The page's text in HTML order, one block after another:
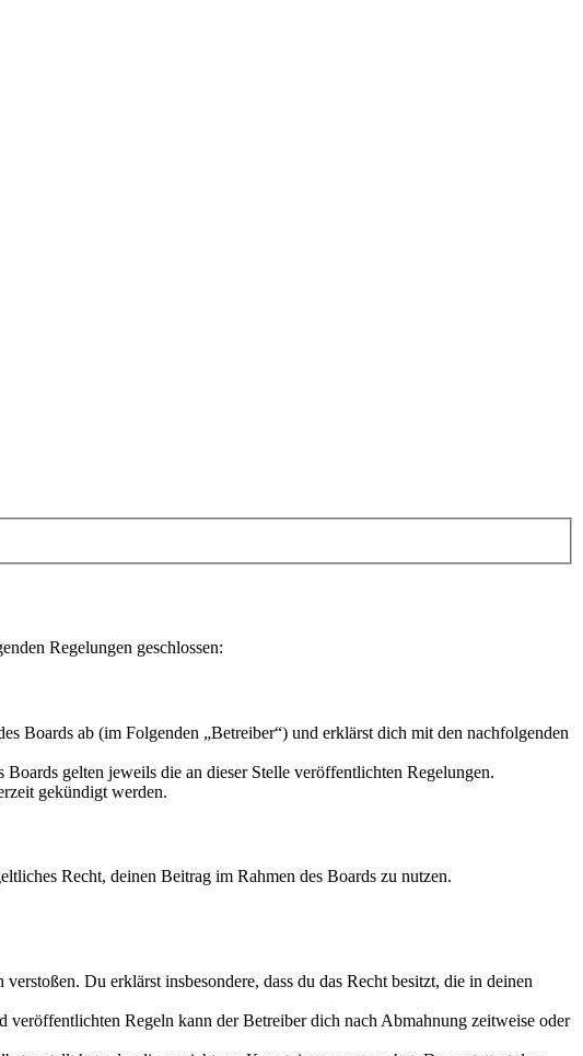
Regelungen geschlossen:
Boards ab (im Folgenden „Betreiber“) und erklärst dich mit den nachfolgenden
gelten jeweils die an dieser Stelle veröffentlichten Regelungen.
gekündigt werden.
Recht, deinen Beitrag im Rahmen des Boards zu nutzen.
Du erklärst insbesondere, dass du das Recht besitzt, die in deinen
veröffentlichten Regeln kann der Betreiber dich nach Abmahnung zeitweise oder